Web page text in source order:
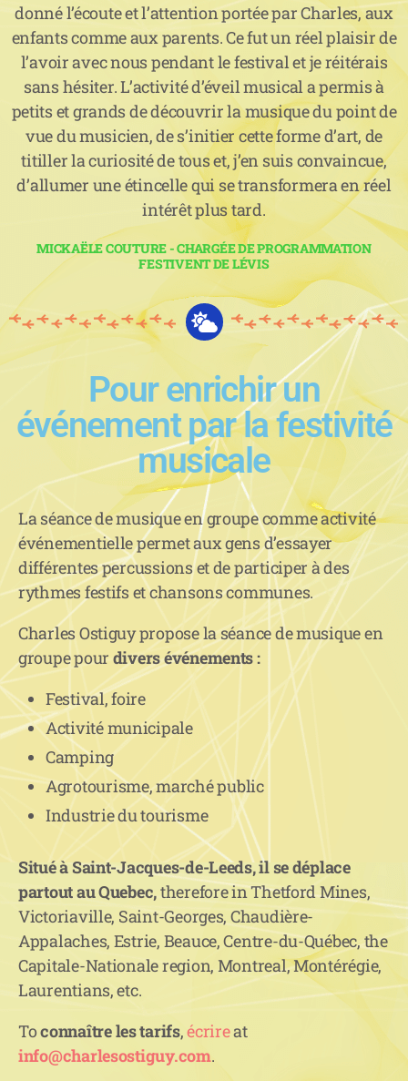
donné l’écoute et l’attention portée par Charles, aux
enfants comme aux parents. Ce fut un réel plaisir de
l’avoir avec nous pendant le festival et je réitérais
sans hésiter. L’activité d’éveil musical a permis à
petits et grands de découvrir la musique du point de
vue du musicien, de s’initier cette forme d’art, de
titiller la curiosité de tous et, j’en suis convaincue,
d’allumer une étincelle qui se transformera en réel
intérêt plus tard.
MICKAËLE COUTURE - CHARGÉE DE PROGRAMMATION
FESTIVENT DE LÉVIS
Pour enrichir un
événement par la festivité
musicale
La séance de musique en groupe comme activité
événementielle permet aux gens d’essayer
différentes percussions et de participer à des
rythmes festifs et chansons communes.
Charles Ostiguy propose la séance de musique en
groupe pour divers événements :
Festival, foire
Activité municipale
Camping
Agrotourisme, marché public
Industrie du tourisme
Situé à Saint-Jacques-de-Leeds, il se déplace
partout auQuebec,therefore in Thetford Mines,
Victoriaville, Saint-Georges, Chaudière-
Appalaches, Estrie, Beauce, Centre-du-Québec, the
Capitale-Nationale region, Montreal, Montérégie,
Laurentians, etc.
Toconnaître les tarifs,écrireat
info@charlesostiguy.com.